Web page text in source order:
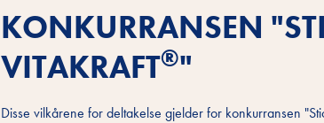
KONKURRANSEN
VITAKRAFT®"
Disse vilkårene for deltakelse gjelder for konkurransen